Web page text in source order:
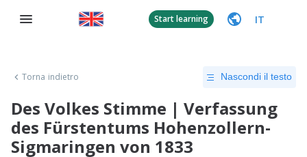
Start learning IT
Torna indietro Nascondi il testo
Des Volkes Stimme | Verfassung
des Fürstentums Hohenzollern-
Sigmaringen von 1833